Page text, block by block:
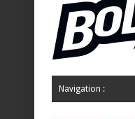
Navigation :